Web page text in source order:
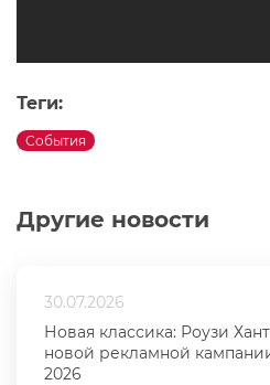
Другие новости
30.07.2026
Новая классика: Роузи
новой рекламной
2026
Теги:
События